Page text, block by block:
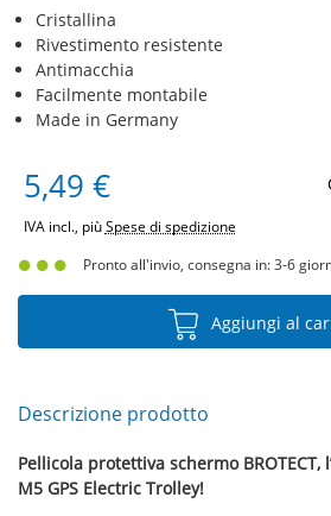
Cristallina
Rivestimento resistente
Antimacchia
Facilmente montabile
Made in Germany
5,49 €
IVA incl., piùSpese di spedizione
Pronto all'invio, consegna in: 3-6
Aggiungi al
Descrizione prodotto
Pellicola protettiva schermo BROTECT,
M5 GPS Electric Trolley!